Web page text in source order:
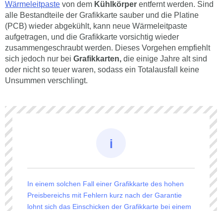
Wärmeleitpaste von dem Kühlkörper entfernt werden. Sind
alle Bestandteile der Grafikkarte sauber und die Platine
(PCB) wieder abgekühlt, kann neue Wärmeleitpaste
aufgetragen, und die Grafikkarte vorsichtig wieder
zusammengeschraubt werden. Dieses Vorgehen empfiehlt
sich jedoch nur bei Grafikkarten, die einige Jahre alt sind
oder nicht so teuer waren, sodass ein Totalausfall keine
Unsummen verschlingt.
In einem solchen Fall einer Grafikkarte des hohen
Preisbereichs mit Fehlern kurz nach der Garantie
lohnt sich das Einschicken der Grafikkarte bei einem